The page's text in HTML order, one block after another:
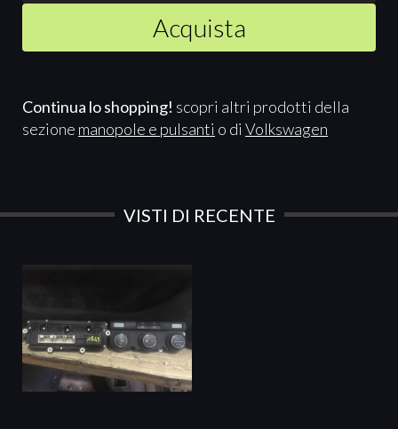
Acquista
Continua lo shopping! scopri altri prodotti della
sezione manopole e pulsanti o di Volkswagen
VISTI DI RECENTE